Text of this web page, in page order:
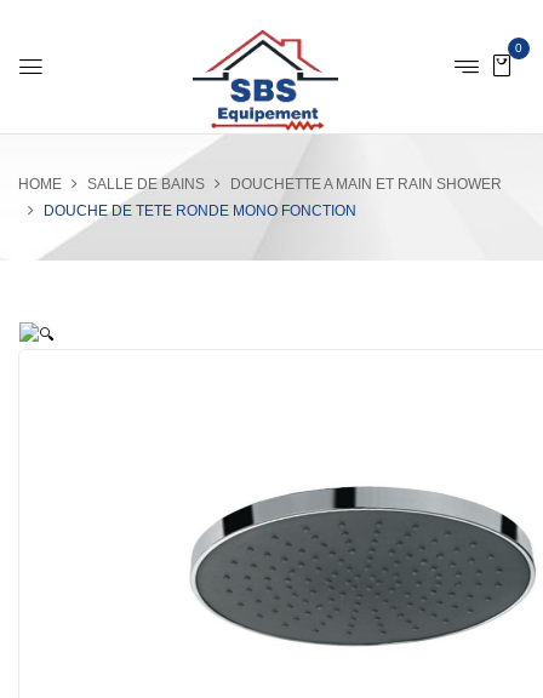
0
HOME SALLE DE BAINS
DOUCHETTE A MAIN ET RAIN SHOWER
DOUCHE DE TETE RONDE MONO FONCTION